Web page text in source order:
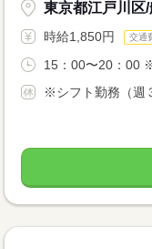
東京都江戸川区/
時給1,850円 交通
15：00〜20：00
※シフト勤務（週